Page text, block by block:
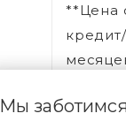
**Цена
Мы